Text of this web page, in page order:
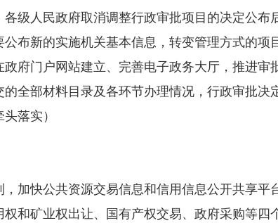
级人民政府取消调整行政审批项目的决定公布
布新的实施机关基本信息，转变管理方式的项
府门户网站建立、完善电子政务大厅，推进审
全部材料目录及各环节办理情况，行政审批决
落实）
快公共资源交易信息和信用信息公开共享平
和矿业权出让、国有产权交易、政府采购等四